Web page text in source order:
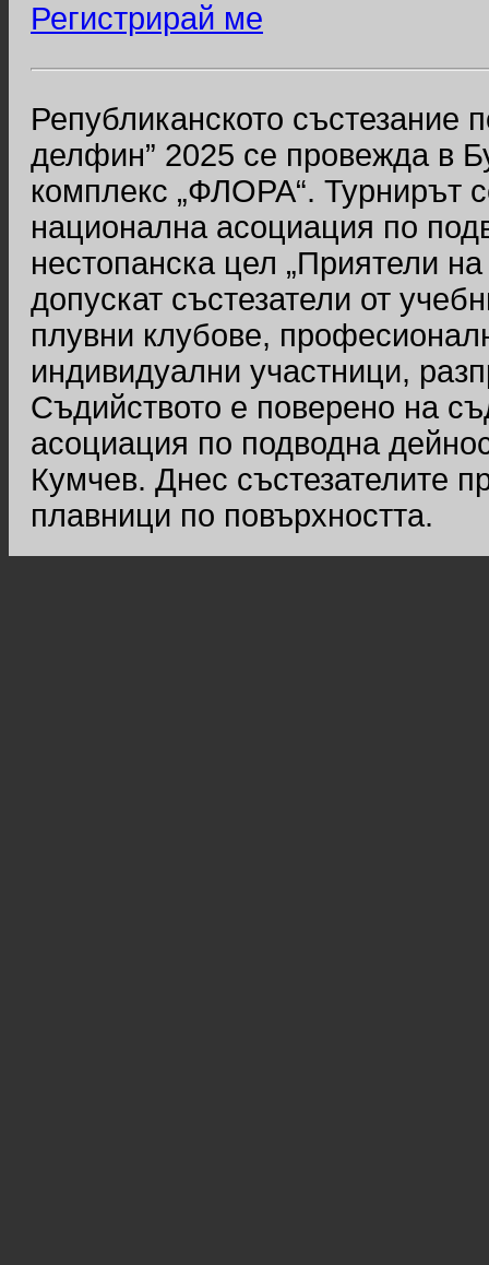
Регистрирай ме
Републиканското състезание
делфин” 2025 се провежда в
комплекс „ФЛОРА“. Турнирът
национална асоциация по
нестопанска цел „Приятели
допускат състезатели от
плувни клубове,
индивидуални участници,
Съдийството е поверено на
асоциация по подводна
Кумчев. Днес състезателите
плавници по повърхността.